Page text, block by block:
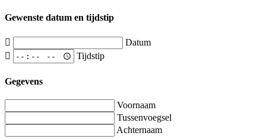
Gewenste datum en tijdstip
Datum
Tijdstip
Gegevens
Voornaam
Tussenvoegsel
Achternaam